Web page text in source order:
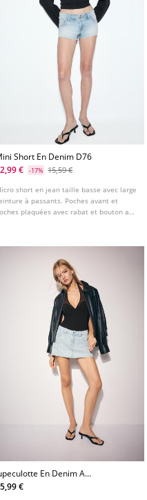
Short En Denim D76
€
-17% 15,59 €
short en jean taille basse avec large
à passants. Poches avant et
plaquées avec rabat et bouton au
en plusieurs couleurs.
En Denim A
€